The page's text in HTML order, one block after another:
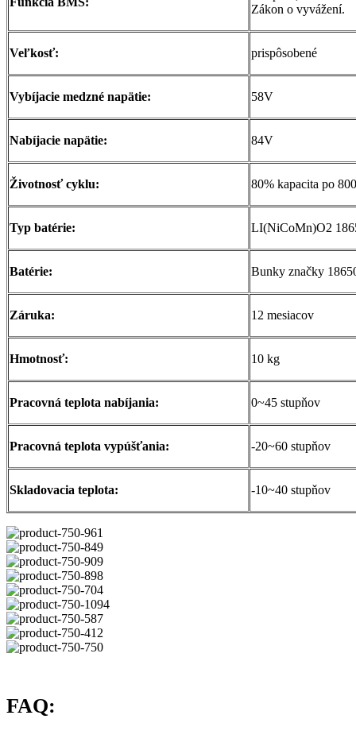
Zákon o vyvážení.
Veľkosť: prispôsobené
Vybíjacie medzné napätie: 58V
Nabíjacie napätie: 84V
Životnosť cyklu: 80% kapacita po
Typ batérie: LI(NiCoMn)O2
Batérie: Bunky značky
Záruka: 12 mesiacov
Hmotnosť: 10 kg
Pracovná teplota nabíjania: 0~45 stupňov
Pracovná teplota vypúšťania: -20~60 stupňov
Skladovacia teplota: -10~40 stupňov
FAQ: